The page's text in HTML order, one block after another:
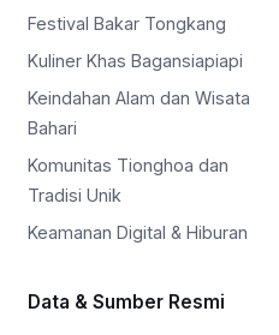
Festival Bakar Tongkang
Kuliner Khas Bagansiapiapi
Keindahan Alam dan Wisata
Bahari
Komunitas Tionghoa dan
Tradisi Unik
Keamanan Digital & Hiburan
Data & Sumber Resmi